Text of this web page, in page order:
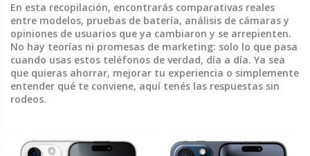
En esta recopilación, encontrarás comparativas reales
entre modelos, pruebas de batería, análisis de cámaras y
opiniones de usuarios que ya cambiaron y se arrepienten.
No hay teorías ni promesas de marketing: solo lo que pasa
cuando usas estos teléfonos de verdad, día a día. Ya sea
que quieras ahorrar, mejorar tu experiencia o simplemente
entender qué te conviene, aquí tenés las respuestas sin
rodeos.